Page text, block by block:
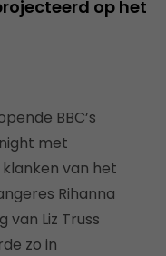
op het
BBC’s
met
van het
Rihanna
Liz Truss
zo in